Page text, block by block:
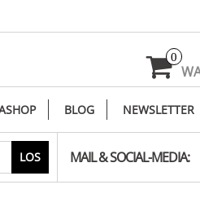
0
BLOG NEWSLETTER
LOS MAIL & SOCIAL-MEDIA: